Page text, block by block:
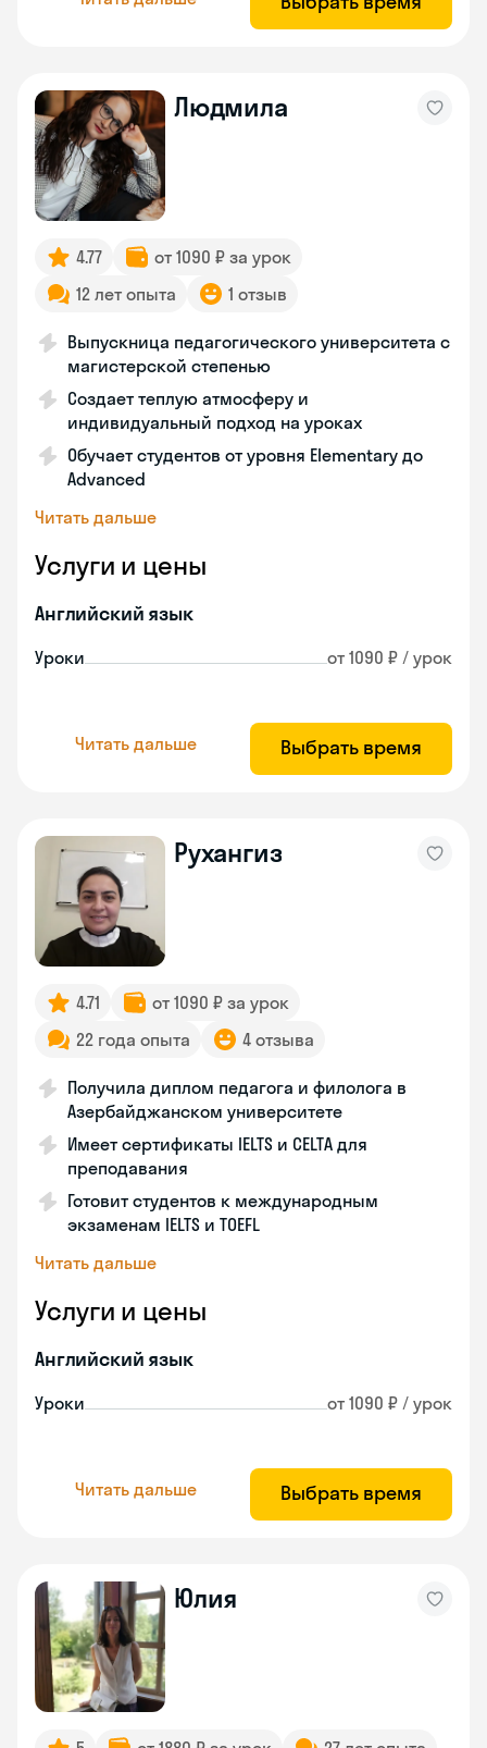
Людмила
4.77
от 1090 ₽ за урок
12 лет опыта
1 отзыв
Выпускница педагогического университета с
магистерской степенью
Создает теплую атмосферу и
индивидуальный подход на уроках
Обучает студентов от уровня Elementary до
Advanced
Читать дальше
Услуги и цены
Английский язык
Уроки от 1090 ₽ / урок
Читать дальше Выбрать время
Рухангиз
4.71
от 1090 ₽ за урок
22 года опыта
4 отзыва
Получила диплом педагога и филолога в
Азербайджанском университете
Имеет сертификаты IELTS и CELTA для
преподавания
Готовит студентов к международным
экзаменам IELTS и TOEFL
Читать дальше
Услуги и цены
Английский язык
Уроки от 1090 ₽ / урок
Читать дальше Выбрать время
Юлия